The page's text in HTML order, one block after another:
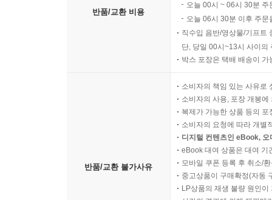
반품/교환 비용
오늘 00시 ~ 06시 30분
오늘 06시 30분 이후 주
직수입 음반/영상물/기프트
단, 당일 00시~13시 사이의
박스 포장은 택배 배송이
반품/교환 불가사유
소비자의 책임 있는 사유로
소비자의 사용, 포장 개봉
복제가 가능한 상품 등의
소비자의 요청에 따라 개별
디지털 컨텐츠인 eBook,
eBook 대여 상품은 대여 기
모바일 쿠폰 등록 후 취소/
중고상품이 구매확정(자동
LP상품의 재생 불량 원인